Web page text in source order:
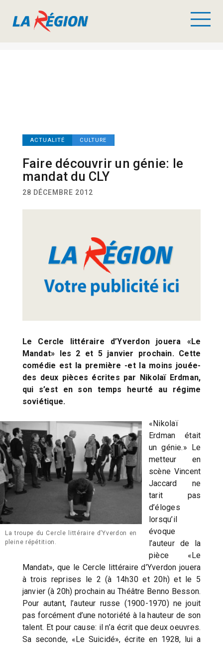
ACTUALITÉ CULTURE
Faire découvrir un génie: le
mandat du CLY
28 DÉCEMBRE 2012
Le Cercle littéraire d’Yverdon jouera «Le
Mandat» les 2 et 5 janvier prochain. Cette
comédie est la première -et la moins jouée-
des deux pièces écrites par Nikolaï Erdman,
qui s’est en son temps heurté au régime
soviétique.
La troupe du Cercle littéraire d’Yverdon en
pleine répétition.
«Nikolaï
Erdman était
un génie.» Le
metteur en
scène Vincent
Jaccard ne
tarit pas
d’éloges
lorsqu’il
évoque
l’auteur de la
pièce «Le
Mandat», que le Cercle littéraire d’Yverdon jouera
à trois reprises le 2 (à 14h30 et 20h) et le 5
janvier (à 20h) prochain au Théâtre Benno Besson.
Pour autant, l’auteur russe (1900-1970) ne jouit
pas forcément d’une notoriété à la hauteur de son
talent. Et pour cause: il n’a écrit que deux oeuvres.
Sa seconde, «Le Suicidé», écrite en 1928, lui a